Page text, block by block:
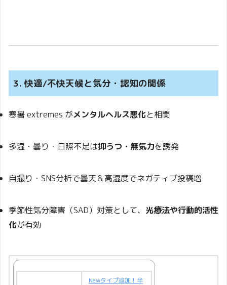
3. 快適/不快天候と気分・認知の関係
寒暑 extremes がメンタルヘルス悪化と相関
多湿・曇り・日照不足は抑うつ・無気力を誘発
自撮り・SNS分析で曇天＆高湿度でネガティブ投稿増
季節性気分障害（SAD）対策として、 光療法や行動的活性
化が有効
Newタイプ追加！半